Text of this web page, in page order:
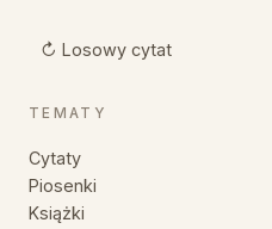
↻ Losowy cytat
TEMATY
Cytaty
Piosenki
Książki